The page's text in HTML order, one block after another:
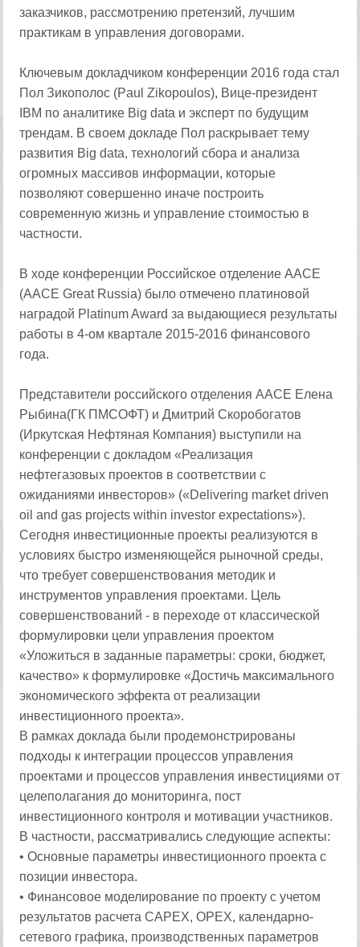
заказчиков, рассмотрению претензий, лучшим
практикам в управления договорами.
Ключевым докладчиком конференции 2016 года стал
Пол Зикополос (Paul Zikopoulos), Вице-президент
IBM по аналитике Big data и эксперт по будущим
трендам. В своем докладе Пол раскрывает тему
развития Big data, технологий сбора и анализа
огромных массивов информации, которые
позволяют совершенно иначе построить
современную жизнь и управление стоимостью в
частности.
В ходе конференции Российское отделение ААСЕ
(AАСЕ Great Russia) было отмечено платиновой
наградой Platinum Award за выдающиеся результаты
работы в 4-ом квартале 2015-2016 финансового
года.
Представители российского отделения ААСЕ Елена
Рыбина(ГК ПМСОФТ) и Дмитрий Скоробогатов
(Иркутская Нефтяная Компания) выступили на
конференции с докладом «Реализация
нефтегазовых проектов в соответствии с
ожиданиями инвесторов» («Delivering market driven
oil and gas projects within investor expectations»).
Сегодня инвестиционные проекты реализуются в
условиях быстро изменяющейся рыночной среды,
что требует совершенствования методик и
инструментов управления проектами. Цель
совершенствований - в переходе от классической
формулировки цели управления проектом
«Уложиться в заданные параметры: сроки, бюджет,
качество» к формулировке «Достичь максимального
экономического эффекта от реализации
инвестиционного проекта».
В рамках доклада были продемонстрированы
подходы к интеграции процессов управления
проектами и процессов управления инвестициями от
целеполагания до мониторинга, пост
инвестиционного контроля и мотивации участников.
В частности, рассматривались следующие аспекты:
• Основные параметры инвестиционного проекта с
позиции инвестора.
• Финансовое моделирование по проекту с учетом
результатов расчета CAPEX, OPEX, календарно-
сетевого графика, производственных параметров